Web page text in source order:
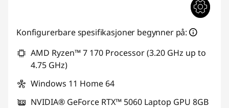
Konfigurerbare spesifikasjoner begynner på:
AMD Ryzen™ 7 170 Processor (3.20 GHz up to
4.75 GHz)
Windows 11 Home 64
NVIDIA® GeForce RTX™ 5060 Laptop GPU 8GB